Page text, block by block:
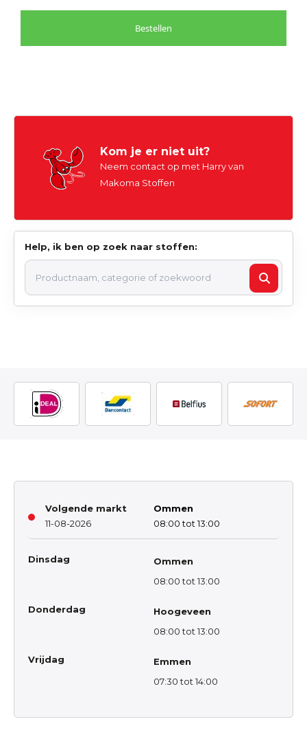
Bestellen
Kom je er niet uit?
Neem contact op met Harry van
Makoma Stoffen
Help, ik ben op zoek naar stoffen:
Volgende markt
11-08-2026
Ommen
08:00 tot 13:00
Dinsdag
Ommen
08:00 tot 13:00
Donderdag
Hoogeveen
08:00 tot 13:00
Vrijdag
Emmen
07:30 tot 14:00